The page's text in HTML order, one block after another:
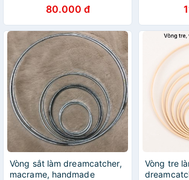
Macrame & Dreamcatcher
80.000 đ
Vòng sắt làm dreamcatcher,
macrame, handmade
Vòng tre